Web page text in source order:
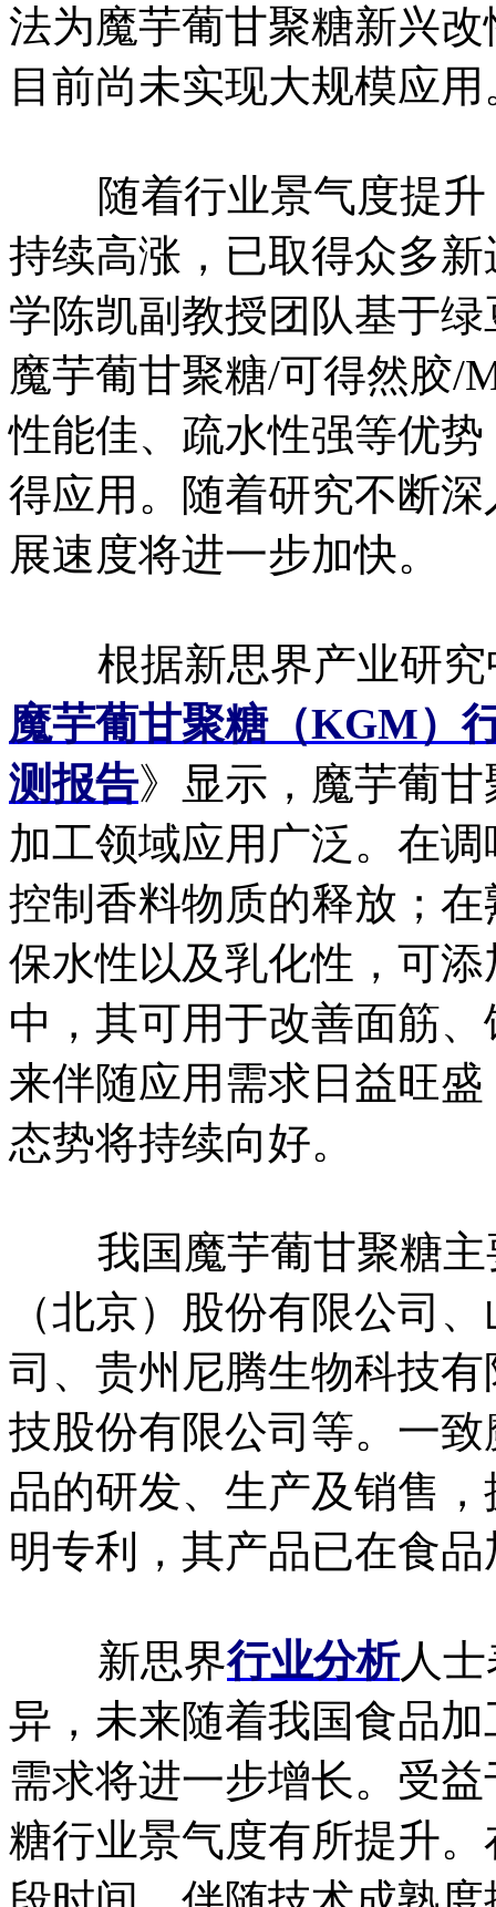
法为魔芋葡甘聚糖新兴
目前尚未实现大规模应用
随着行业景气度提升
持续高涨，已取得众多
学陈凯副教授团队基于
魔芋葡甘聚糖/可得然胶/
性能佳、疏水性强等优
得应用。随着研究不断
展速度将进一步加快。
根据新思界产业研究
魔芋葡甘聚糖（KGM）
测报告》显示，魔芋葡
加工领域应用广泛。在
控制香料物质的释放；
保水性以及乳化性，可
中，其可用于改善面筋
来伴随应用需求日益旺
态势将持续向好。
我国魔芋葡甘聚糖主
（北京）股份有限公司
司、贵州尼腾生物科技
技股份有限公司等。一
品的研发、生产及销售
明专利，其产品已在食
新思界行业分析人
异，未来随着我国食品
需求将进一步增长。受
糖行业景气度有所提升